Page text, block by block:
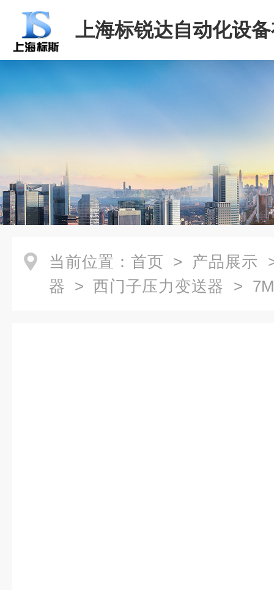
上海标锐达自动化设
司
当前位置： 首页 > 产品展示
器 > 西门子压力变送器 >